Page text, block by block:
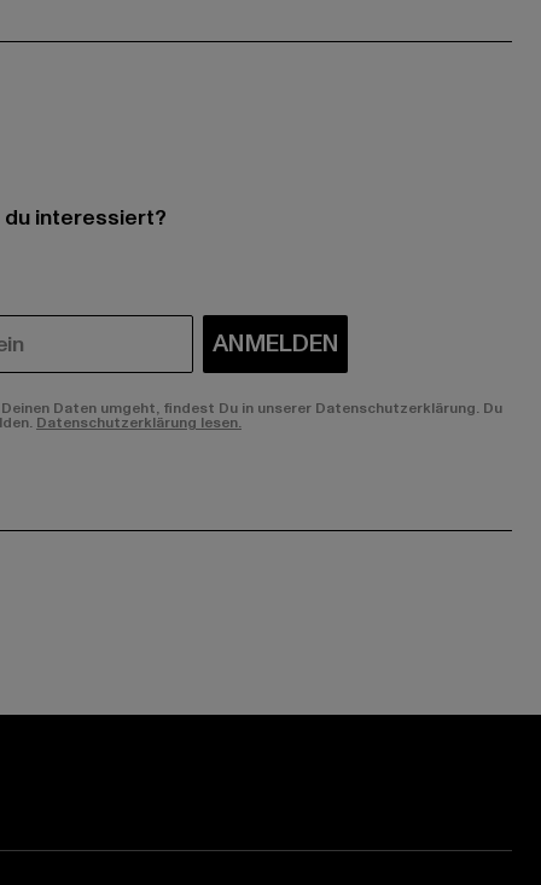
interessiert?
ANMELDEN
Daten umgeht, findest Du in unserer Datenschutzerklärung. Du
Datenschutzerklärung lesen.